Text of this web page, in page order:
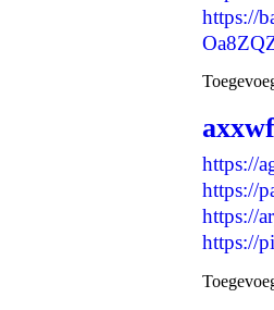
https://
https://
https://
https://
https://